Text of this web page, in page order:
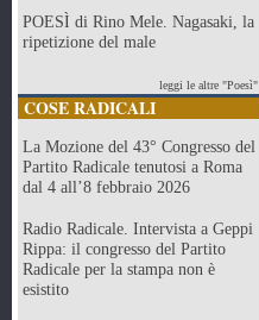
POESÌ di Rino Mele. Nagasaki, la
ripetizione del male
leggi le altre "Poesì"
COSE RADICALI
La Mozione del 43° Congresso del
Partito Radicale tenutosi a Roma
dal 4 all’8 febbraio 2026
Radio Radicale. Intervista a Geppi
Rippa: il congresso del Partito
Radicale per la stampa non è
esistito